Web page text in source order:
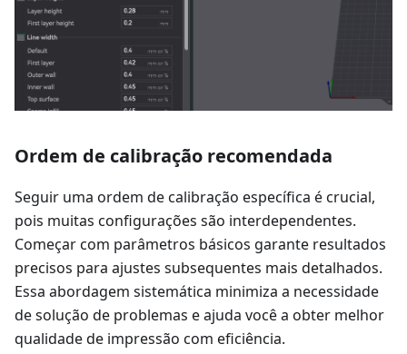
Ordem de calibração recomendada
Seguir uma ordem de calibração específica é crucial,
pois muitas configurações são interdependentes.
Começar com parâmetros básicos garante resultados
precisos para ajustes subsequentes mais detalhados.
Essa abordagem sistemática minimiza a necessidade
de solução de problemas e ajuda você a obter melhor
qualidade de impressão com eficiência.